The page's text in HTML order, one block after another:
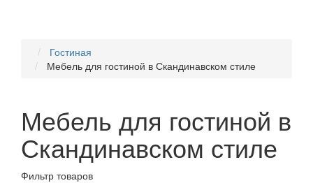
Гостиная
Мебель для гостиной в Скандинавском стиле
Мебель для гостиной в
Скандинавском стиле
Фильтр товаров